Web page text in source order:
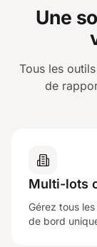
Une
Tous les
de
Multi-lots
Gérez tous
de bord